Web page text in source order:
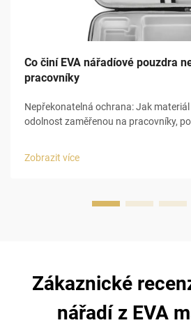
Co činí EVA nářadíové pouzdra
pracovníky
Nepřekonatelná ochrana: Jak materiál
odolnost zaměřenou na pracovníky,
Zobrazit více
Zákaznické
nářadí z EVA